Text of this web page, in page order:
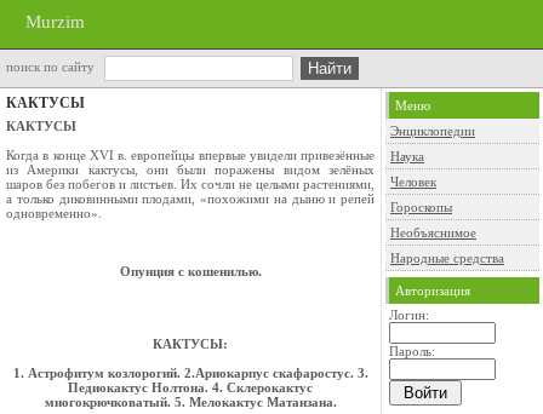
Murzim
поиск по сайту
КАКТУСЫ
КАКТУСЫ
Когда в конце XVI в. европейцы впервые увидели привезённые
из Америки кактусы, они были пораже­ны видом зелёных
шаров без побегов и листьев. Их сочли не целыми рас­тениями,
а только диковинными плодами, «похожими на дыню и ре­пей
одновременно».
Опунция с кошенилью.
КАКТУСЫ:
1. Астрофитум козлорогий. 2.Ариокарпус скафаростус. 3.
Педиокактус Нолтона. 4. Склерокактус
многокрючковатый. 5. Мелокактус Матанзана.
Меню
Энциклопедии
Наука
Человек
Гороскопы
Необъяснимое
Народные средства
Авторизация
Логин:
Пароль: